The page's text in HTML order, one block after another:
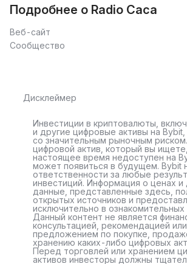
Подробнее о Radio Caca
Веб-сайт
Сообщество
Дисклеймер
Инвестиции в криптовалюты,
и другие цифровые активы на
со значительным рыночным
цифровой актив, который вы
настоящее время недоступен на
может появиться в будущем. Bybit
ответственности за любые
инвестиций. Информация о ценах и
данные, представленные здесь,
открытых источников и
исключительно в ознакомительных
Данный контент не является
консультацией, рекомендацией или
предложением по покупке,
хранению каких-либо цифровых
Перед торговлей или хранением
активов инвесторы должны